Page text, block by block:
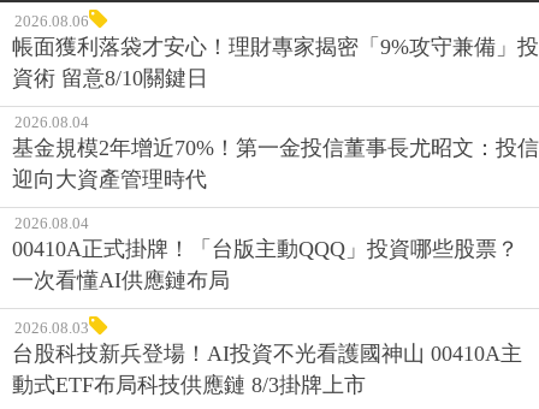
2026.08.06
帳面獲利落袋才安心！理財專家揭密「9%攻守兼備」投
資術 留意8/10關鍵日
2026.08.04
基金規模2年增近70%！第一金投信董事長尤昭文：投信
迎向大資產管理時代
2026.08.04
00410A正式掛牌！「台版主動QQQ」投資哪些股票？
一次看懂AI供應鏈布局
2026.08.03
台股科技新兵登場！AI投資不光看護國神山 00410A主
動式ETF布局科技供應鏈 8/3掛牌上市